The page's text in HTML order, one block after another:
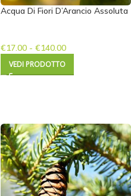
Acqua Di Fiori D’Arancio Assoluta
€17.00 - €140.00
VEDI PRODOTTO